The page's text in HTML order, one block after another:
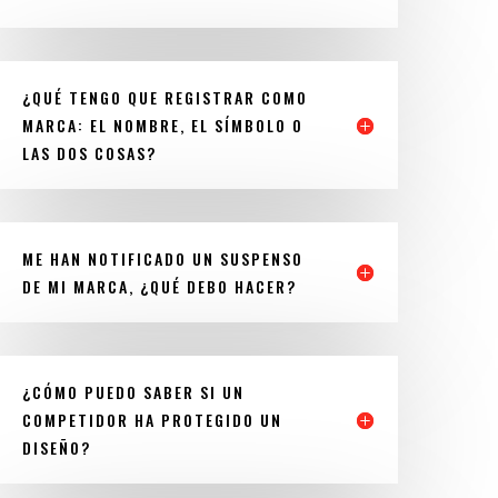
¿QUÉ TENGO QUE REGISTRAR COMO
MARCA: EL NOMBRE, EL SÍMBOLO O
LAS DOS COSAS?
ME HAN NOTIFICADO UN SUSPENSO
DE MI MARCA, ¿QUÉ DEBO HACER?
¿CÓMO PUEDO SABER SI UN
COMPETIDOR HA PROTEGIDO UN
DISEÑO?